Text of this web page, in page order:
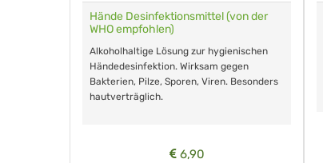
Hände Desinfektionsmittel (von der
WHO empfohlen)
Alkoholhaltige Lösung zur hygienischen
Händedesinfektion. Wirksam gegen
Bakterien, Pilze, Sporen, Viren. Besonders
hautverträglich.
6,90